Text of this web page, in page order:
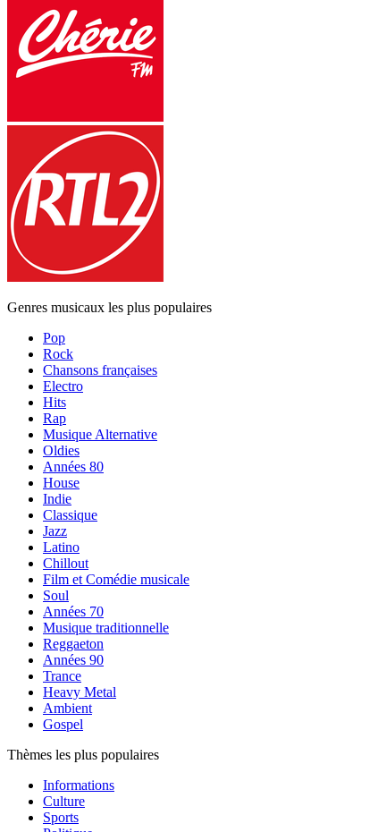
Genres musicaux les plus populaires
Pop
Rock
Chansons françaises
Electro
Hits
Rap
Musique Alternative
Oldies
Années 80
House
Indie
Classique
Jazz
Latino
Chillout
Film et Comédie musicale
Soul
Années 70
Musique traditionnelle
Reggaeton
Années 90
Trance
Heavy Metal
Ambient
Gospel
Thèmes les plus populaires
Informations
Culture
Sports